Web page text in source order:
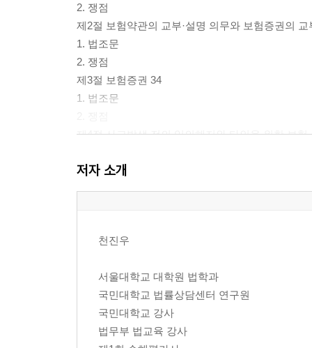
2. 쟁점
제2절 보험약관의 교부·설명 의무와 보험증권의 교
1. 법조문
2. 쟁점
제3절 보험증권 34
1. 법조문
제4절 사고발생 전의 임의해지와 타인을 위한 보험
2. 쟁점
제5절 보험대리상의 권한 69
제6절 특별위험 소멸로 인한 보험료 감액청구와
2. 쟁점
제7절 보험료의 지급과 지체의 효과 89
1. 법조문
2. 쟁점
저자 소개
천진우
서울대학교 대학원 법학과
국민대학교 법률상담센터 연구원
국민대학교 강사
법무부 법교육 강사